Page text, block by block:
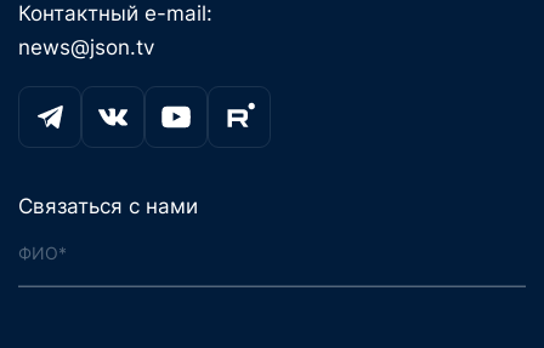
Контактный e-mail:
news@json.tv
Связаться с нами